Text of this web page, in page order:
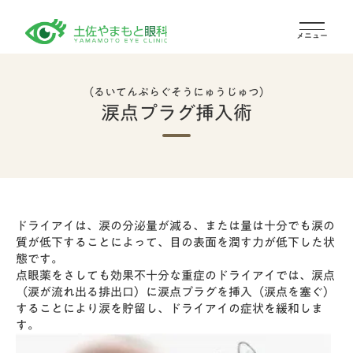
（るいてんぷらぐそうにゅうじゅつ）
涙点プラグ挿入術
ドライアイは、涙の分泌量が減る、または量は十分でも涙の
質が低下することによって、目の表面を潤す力が低下した状
態です。
点眼薬をさしても効果不十分な重症のドライアイでは、涙点
（涙が流れ出る排出口）に涙点プラグを挿入（涙点を塞ぐ）
することにより涙を貯留し、ドライアイの症状を緩和しま
す。
メニュー